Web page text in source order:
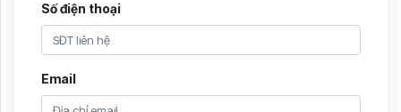
Số điện thoại
Email